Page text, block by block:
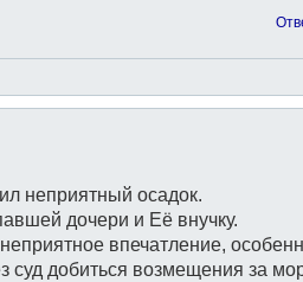
неприятный осадок.
дочери и Её внучку.
впечатление,
суд добиться возмещения за